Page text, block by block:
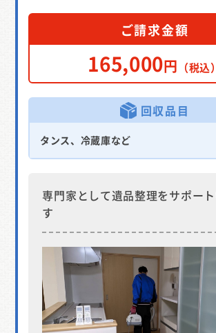
ご請求金額
165,000円 （税込）
回収品目
タンス、冷蔵庫など
専門家として遺品整理をサポー
す